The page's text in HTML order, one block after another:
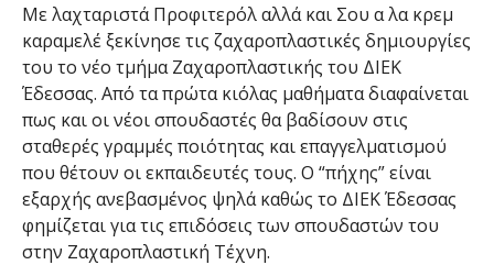
Με λαχταριστά Προφιτερόλ αλλά και Σου α λα κρεμ
καραμελέ ξεκίνησε τις ζαχαροπλαστικές δημιουργίες
του το νέο τμήμα Ζαχαροπλαστικής του ΔΙΕΚ
Έδεσσας. Από τα πρώτα κιόλας μαθήματα διαφαίνεται
πως και οι νέοι σπουδαστές θα βαδίσουν στις
σταθερές γραμμές ποιότητας και επαγγελματισμού
που θέτουν οι εκπαιδευτές τους. Ο “πήχης” είναι
εξαρχής ανεβασμένος ψηλά καθώς το ΔΙΕΚ Έδεσσας
φημίζεται για τις επιδόσεις των σπουδαστών του
στην Ζαχαροπλαστική Τέχνη.